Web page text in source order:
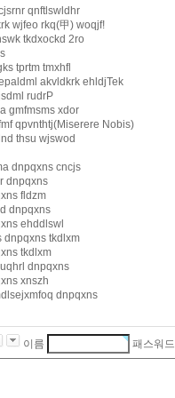
qnftlswldhr
wjfeo rkq(甲) woqjf!
tkdxockd 2ro
tprtm tmxhfl
akvldkrk ehldjTek
rudrP
gmfmsms xdor
qpvnthtj(Miserere Nobis)
thsu wjswod
dnpqxns cncjs
dnpqxns
fldzm
dnpqxns
ehddlswl
dnpqxns tkdlxm
tkdlxm
dnpqxns
xnszh
dnpqxns
이름 패스워드